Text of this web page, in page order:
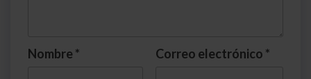
Nombre * Correo electrónico *